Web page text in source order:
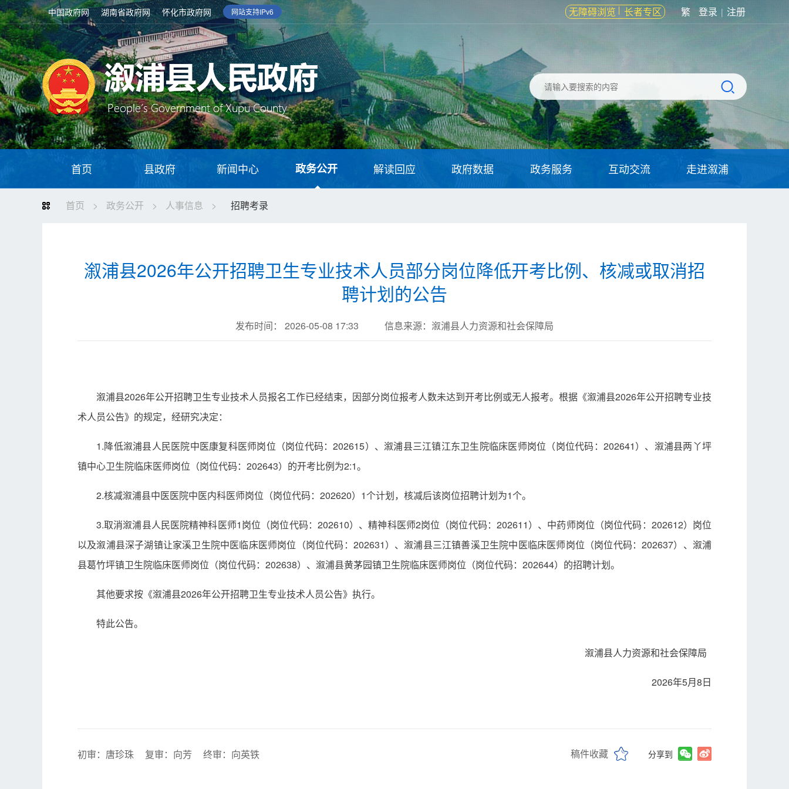
中国政府网 湖南省政府网 怀化市政府网 网站支持IPv6 无障碍浏览 长者专区 繁 登录 | 注册
首页 县政府 新闻中心 政务公开 解读回应 政府数据 政务服务 互动交流 走进溆浦
首页 > 政务公开 > 人事信息 > 招聘考录
溆浦县2026年公开招聘卫生专业技术人员部分岗位降低开考比例、核减或取消招
聘计划的公告
发布时间： 2026-05-08 17:33 信息来源：溆浦县人力资源和社会保障局
溆浦县2026年公开招聘卫生专业技术人员报名工作已经结束，因部分岗位报考人数未达到开考比例或无人报考。根据《溆浦县2026年公开招聘专业技
术人员公告》的规定，经研究决定：
1.降低溆浦县人民医院中医康复科医师岗位（岗位代码：202615）、溆浦县三江镇江东卫生院临床医师岗位（岗位代码：202641）、溆浦县两丫坪
镇中心卫生院临床医师岗位（岗位代码：202643）的开考比例为2:1。
2.核减溆浦县中医医院中医内科医师岗位（岗位代码：202620）1个计划，核减后该岗位招聘计划为1个。
3.取消溆浦县人民医院精神科医师1岗位（岗位代码：202610）、精神科医师2岗位（岗位代码：202611）、中药师岗位（岗位代码：202612）岗位
以及溆浦县深子湖镇让家溪卫生院中医临床医师岗位（岗位代码：202631）、溆浦县三江镇善溪卫生院中医临床医师岗位（岗位代码：202637）、溆浦
县葛竹坪镇卫生院临床医师岗位（岗位代码：202638）、溆浦县黄茅园镇卫生院临床医师岗位（岗位代码：202644）的招聘计划。
其他要求按《溆浦县2026年公开招聘卫生专业技术人员公告》执行。
特此公告。
溆浦县人力资源和社会保障局
2026年5月8日
初审：唐珍珠 复审：向芳 终审：向英铁 稿件收藏 分享到